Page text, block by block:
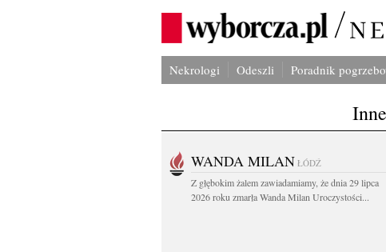
Nekrologi Odeszli Poradnik
WANDA MILAN ŁÓDŹ
Z głębokim żalem zawiadamiamy, że dnia 29 lipca
2026 roku zmarła Wanda Milan Uroczystości...